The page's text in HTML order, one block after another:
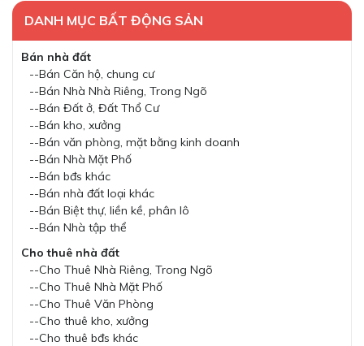
DANH MỤC BẤT ĐỘNG SẢN
Bán nhà đất
--Bán Căn hộ, chung cư
--Bán Nhà Nhà Riêng, Trong Ngõ
--Bán Đất ở, Đất Thổ Cư
--Bán kho, xưởng
--Bán văn phòng, mặt bằng kinh doanh
--Bán Nhà Mặt Phố
--Bán bđs khác
--Bán nhà đất loại khác
--Bán Biệt thự, liền kề, phân lô
--Bán Nhà tập thể
Cho thuê nhà đất
--Cho Thuê Nhà Riêng, Trong Ngõ
--Cho Thuê Nhà Mặt Phố
--Cho Thuê Văn Phòng
--Cho thuê kho, xưởng
--Cho thuê bđs khác